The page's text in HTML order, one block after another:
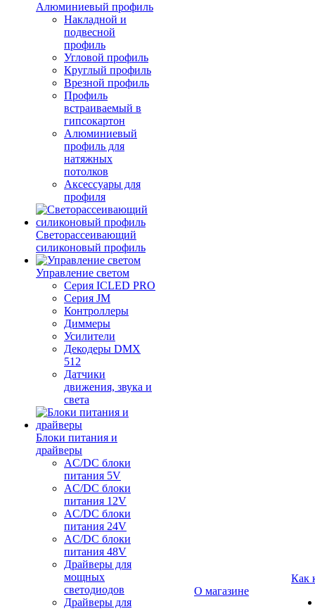
Алюминиевый профиль
Накладной и
подвесной
профиль
Угловой профиль
Круглый профиль
Врезной профиль
Профиль
встраиваемый в
гипсокартон
Алюминиевый
профиль для
натяжных
потолков
Аксессуары для
профиля
Светорассеивающий
силиконовый профиль
Управление светом
Серия ICLED PRO
Серия JM
Контроллеры
Диммеры
Усилители
Декодеры DMX
512
Датчики
движения, звука и
света
Блоки питания и
драйверы
AC/DC блоки
питания 5V
AC/DC блоки
питания 12V
AC/DC блоки
питания 24V
AC/DC блоки
питания 48V
Драйверы для
мощных
светодиодов
Драйверы для
О магазине
Как